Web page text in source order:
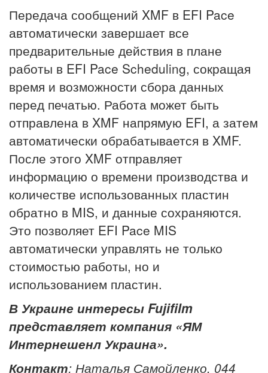
Передача сообщений XMF в EFI Pace
автоматически завершает все
предварительные действия в плане
работы в EFI Pace Scheduling, сокращая
время и возможности сбора данных
перед печатью. Работа может быть
отправлена ​​в XMF напрямую EFI, а затем
автоматически обрабатывается в XMF.
После этого XMF отправляет
информацию о времени производства и
количестве использованных пластин
обратно в MIS, и данные сохраняются.
Это позволяет EFI Pace MIS
автоматически управлять не только
стоимостью работы, но и
использованием пластин.
В Украине интересы Fujifilm
представляет компания «ЯМ
Интернешенл Украина».
Контакт: Наталья Самойленко, 044